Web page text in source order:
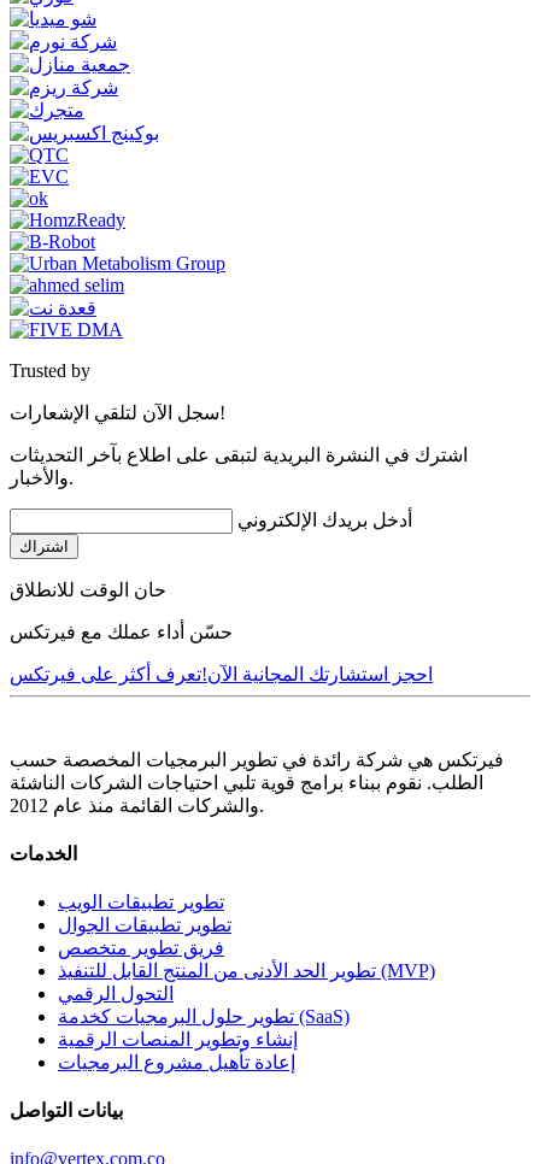
Trusted by
سجل الآن لتلقي الإشعارات!
اشترك في النشرة البريدية لتبقى على اطلاع بآخر التحديثات
والأخبار.
أدخل بريدك الإلكتروني
اشتراك
حان الوقت للانطلاق
حسّن أداء عملك مع فيرتكس
احجز استشارتك المجانية الآن!تعرف أكثر على فيرتكس
فيرتكس هي شركة رائدة في تطوير البرمجيات المخصصة حسب
الطلب. نقوم ببناء برامج قوية تلبي احتياجات الشركات الناشئة
والشركات القائمة منذ عام 2012.
الخدمات
تطوير تطبيقات الويب
تطوير تطبيقات الجوال
فريق تطوير متخصص
تطوير الحد الأدنى من المنتج القابل للتنفيذ (MVP)
التحول الرقمي
تطوير حلول البرمجيات كخدمة (SaaS)
إنشاء وتطوير المنصات الرقمية
إعادة تأهيل مشروع البرمجيات
بيانات التواصل
info@vertex.com.co